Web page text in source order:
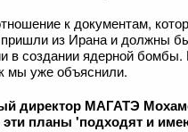
к документам,
из Ирана и должны
в создании ядерной
мы уже объяснили.
директор МАГАТЭ
эти планы 'подходят и